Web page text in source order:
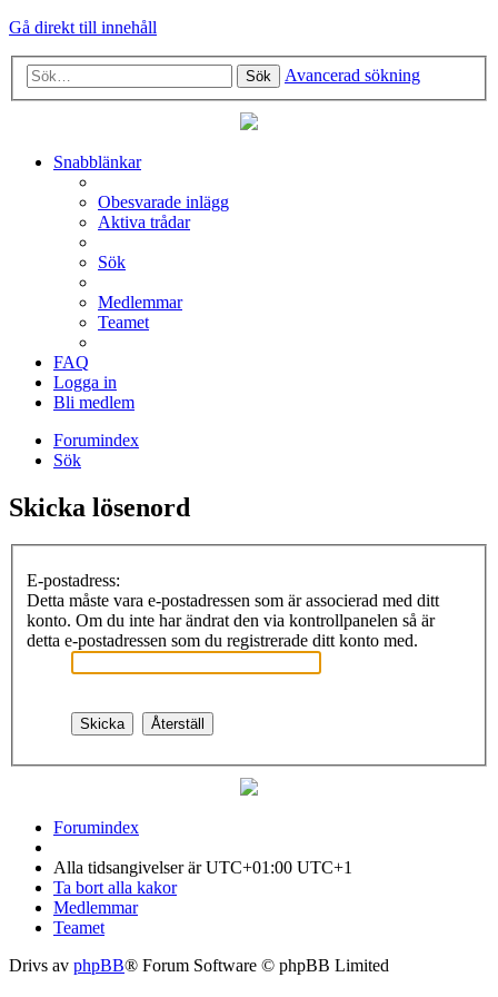
Gå direkt till innehåll
Sök Avancerad sökning
Snabblänkar
Obesvarade inlägg
Aktiva trådar
Sök
Medlemmar
Teamet
FAQ
Logga in
Bli medlem
Forumindex
Sök
Skicka lösenord
E-postadress:
Detta måste vara e-postadressen som är associerad med ditt
konto. Om du inte har ändrat den via kontrollpanelen så är
detta e-postadressen som du registrerade ditt konto med.
Forumindex
Alla tidsangivelser är UTC+01:00 UTC+1
Ta bort alla kakor
Medlemmar
Teamet
Drivs av phpBB® Forum Software © phpBB Limited